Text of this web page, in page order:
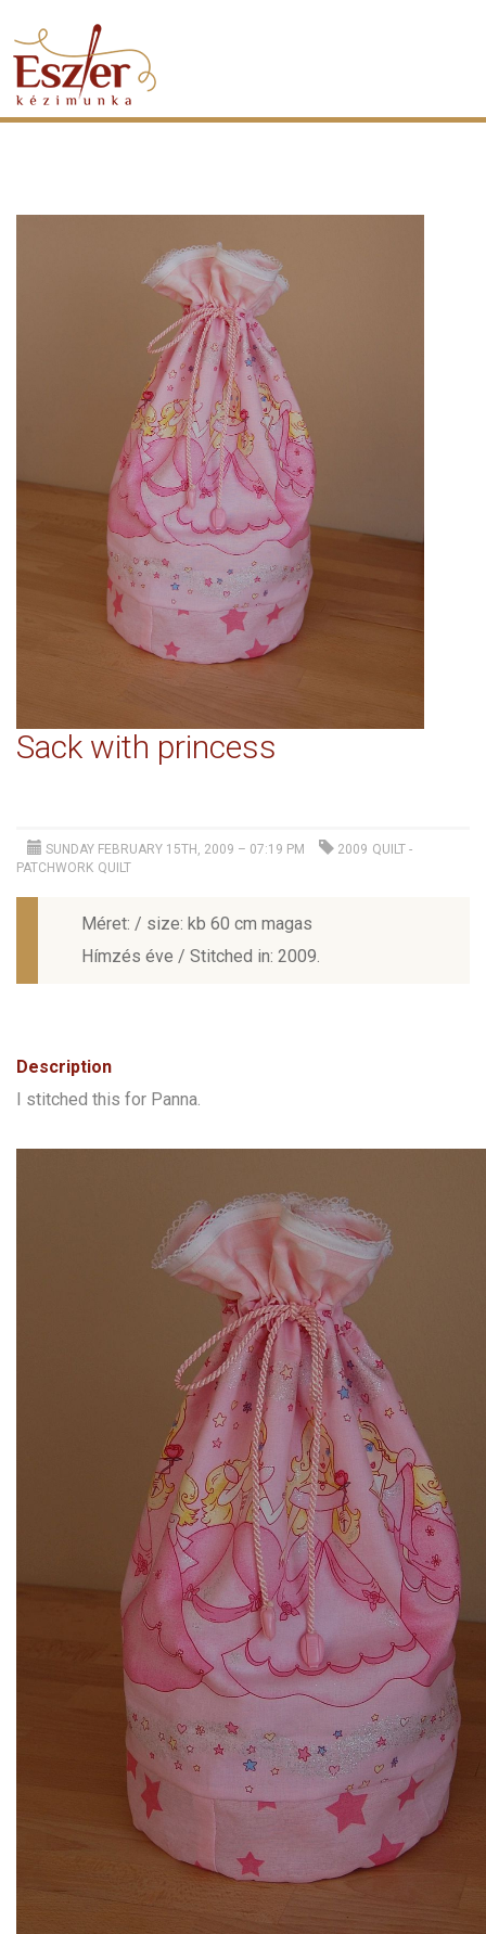
Sack with princess
SUNDAY FEBRUARY 15TH, 2009 – 07:19 PM 2009 QUILT -
PATCHWORK QUILT
Méret: / size: kb 60 cm magas
Hímzés éve / Stitched in: 2009.
Description
I stitched this for Panna.